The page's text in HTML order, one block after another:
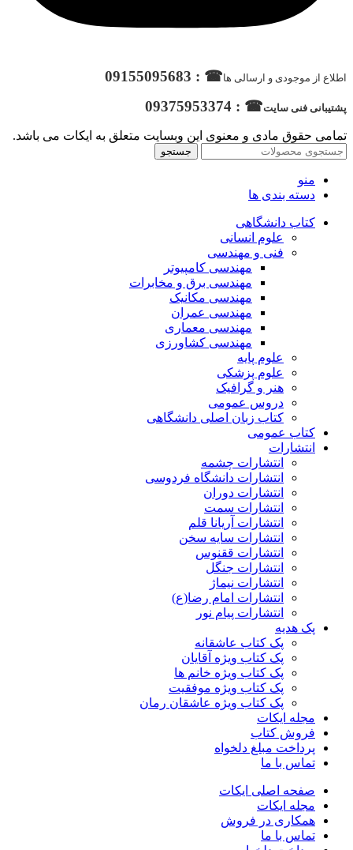
اطلاع از موجودی و ارسالی ها☎ : 09155095683
پشتیبانی فنی سایت☎ : 09375953374
تمامی حقوق مادی و معنوی این وبسایت متعلق به ایکات می باشد.
جستجو
منو
دسته بندی ها
کتاب دانشگاهی
علوم انسانی
فنی و مهندسی
مهندسی کامپیوتر
مهندسی برق و مخابرات
مهندسی مکانیک
مهندسی عمران
مهندسی معماری
مهندسی کشاورزی
علوم پایه
علوم پزشکی
هنر و گرافیک
دروس عمومی
کتاب زبان اصلی دانشگاهی
کتاب عمومی
انتشارات
انتشارات چشمه
انتشارات دانشگاه فردوسی
انتشارات دوران
انتشارات سمت
انتشارات آریانا قلم
انتشارات سایه سخن
انتشارات ققنوس
انتشارات جنگل
انتشارات نیماژ
انتشارات امام رضا(ع)
انتشارات پیام نور
پک هدیه
پک کتاب عاشقانه
پک کتاب ویژه آقایان
پک کتاب ویژه خانم ها
پک کتاب ویژه موفقیت
پک کتاب ویژه عاشقان رمان
مجله ایکات
فروش کتاب
پرداخت مبلغ دلخواه
تماس با ما
صفحه اصلی ایکات
مجله ایکات
همکاری در فروش
تماس با ما